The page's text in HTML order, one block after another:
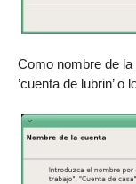
Como nombre de
’cuenta de lubrin’ o